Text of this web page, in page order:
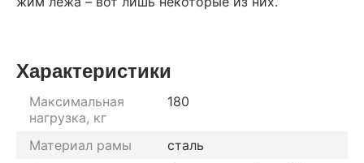
Характеристики
Максимальная
нагрузка, кг
180
Материал рамы
сталь